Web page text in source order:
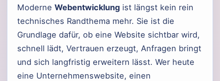
Moderne Webentwicklung ist längst kein rein
technisches Randthema mehr. Sie ist die
Grundlage dafür, ob eine Website sichtbar wird,
schnell lädt, Vertrauen erzeugt, Anfragen bringt
und sich langfristig erweitern lässt. Wer heute
eine Unternehmenswebsite, einen